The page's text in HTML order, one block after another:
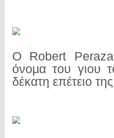
Ο Robert Peraza
όνομα του γιου
δέκατη επέτειο